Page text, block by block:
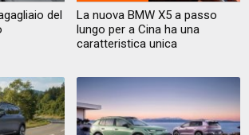
del
La nuova BMW X5 a passo
lungo per a Cina ha una
caratteristica unica